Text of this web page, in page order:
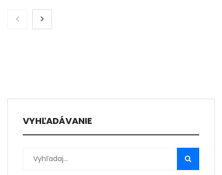
VYHĽADÁVANIE